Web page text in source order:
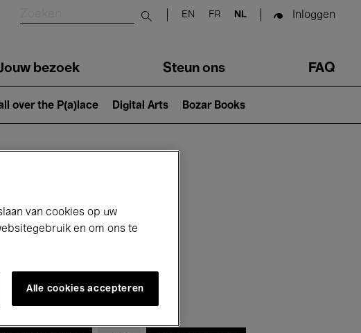
Submit search
EN FR NL Inloggen
bezoek Steun ons FAQ
over the P(a)lace Digital Arts Bozar Books
van cookies op uw
en om ons te
Alle cookies accepteren